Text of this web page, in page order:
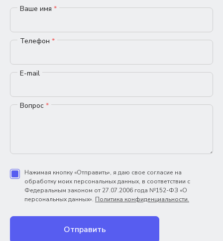
Ваше имя *
Телефон *
E-mail
Вопрос *
Нажимая кнопку «Отправить», я даю свое согласие на
обработку моих персональных данных, в соответствии с
Федеральным законом от 27.07.2006 года №152-ФЗ «О
персональных данных». Политика конфиденциальности.
Отправить